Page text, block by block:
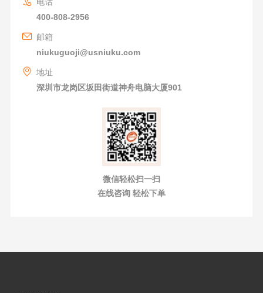
400-808-2956
邮箱
niukuguoji@usniuku.com
地址
深圳市龙岗区坂田街道神舟电脑大厦901
微信轻松扫一扫
在线咨询 轻松下单